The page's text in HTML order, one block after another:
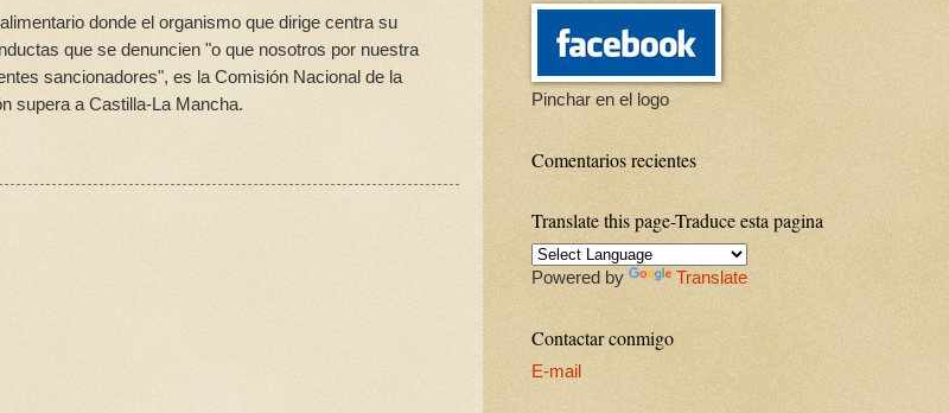
donde el organismo que dirige centra su
que se denuncien "o que nosotros por nuestra
sancionadores", es la Comisión Nacional de la
supera a Castilla-La Mancha.
Pinchar en el logo
Comentarios recientes
Translate this page-Traduce esta pagina
Powered by Translate
Contactar conmigo
E-mail